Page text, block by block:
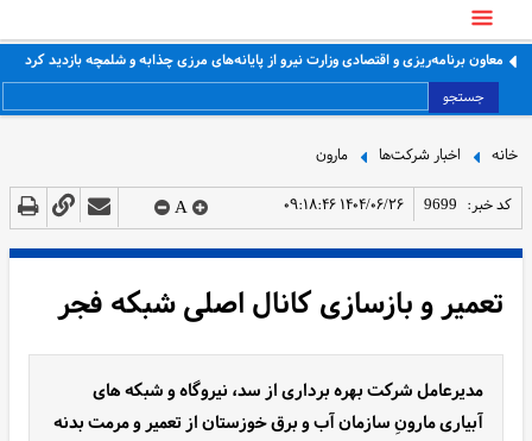
معاون برنامه‌ریزی و اقتصادی وزارت نیرو از پایانه‌های مرزی چذابه و شلمچه بازدید کرد
جستجو
خانه اخبار شرکت‌ها مارون
کد خبر: 9699 ۱۴۰۴/۰۶/۲۶ ۰۹:۱۸:۴۶ A
تعمیر و بازسازی کانال اصلی شبکه فجر
مدیرعامل شرکت بهره برداری از سد، نیروگاه و شبکه های
آبیاری مارونِ سازمان آب و برق خوزستان از تعمیر و مرمت بدنه